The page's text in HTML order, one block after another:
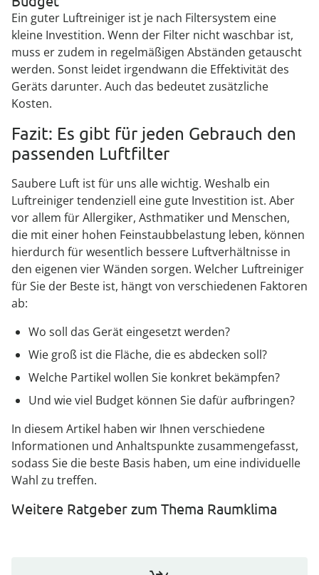
Ein guter Luftreiniger ist je nach Filtersystem eine
kleine Investition. Wenn der Filter nicht waschbar ist,
muss er zudem in regelmäßigen Abständen getauscht
werden. Sonst leidet irgendwann die Effektivität des
Geräts darunter. Auch das bedeutet zusätzliche
Kosten.
Fazit: Es gibt für jeden Gebrauch den
passenden Luftfilter
Saubere Luft ist für uns alle wichtig. Weshalb ein
Luftreiniger tendenziell eine gute Investition ist. Aber
vor allem für Allergiker, Asthmatiker und Menschen,
die mit einer hohen Feinstaubbelastung leben, können
hierdurch für wesentlich bessere Luftverhältnisse in
den eigenen vier Wänden sorgen. Welcher Luftreiniger
für Sie der Beste ist, hängt von verschiedenen Faktoren
ab:
Wo soll das Gerät eingesetzt werden?
Wie groß ist die Fläche, die es abdecken soll?
Welche Partikel wollen Sie konkret bekämpfen?
Und wie viel Budget können Sie dafür aufbringen?
In diesem Artikel haben wir Ihnen verschiedene
Informationen und Anhaltspunkte zusammengefasst,
sodass Sie die beste Basis haben, um eine individuelle
Wahl zu treffen.
Weitere Ratgeber zum Thema Raumklima